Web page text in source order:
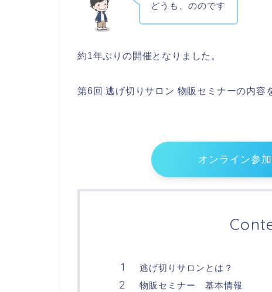
どうも、ののです
約1年ぶりの開催となりました。
第6回 逃げ切りサロン 物販セミナーの内容
オンライン参
逃げ切りサロンとは？
物販セミナー 基本情報